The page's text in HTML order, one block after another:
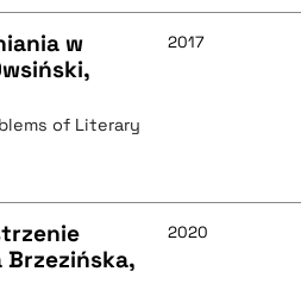
w
of Literary
2017
Brzezińska,
2020